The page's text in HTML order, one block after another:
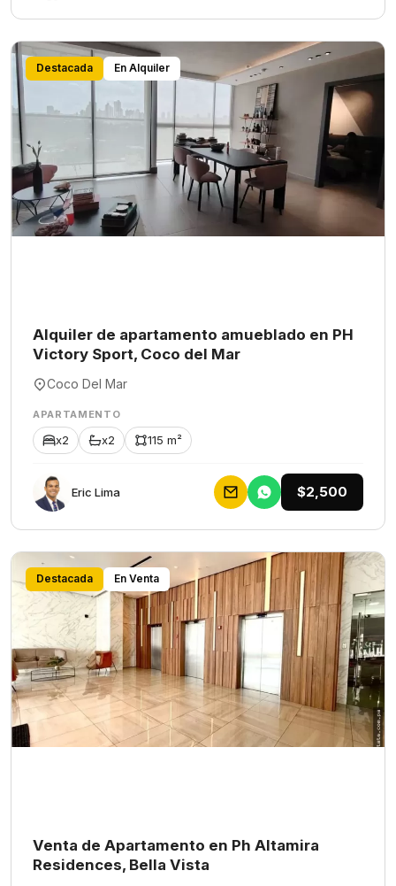
Destacada En Alquiler
Alquiler de apartamento amueblado en PH
Victory Sport, Coco del Mar
Coco Del Mar
APARTAMENTO
x2 x2 115 m²
Eric Lima $2,500
Destacada En Venta
Venta de Apartamento en Ph Altamira
Residences, Bella Vista